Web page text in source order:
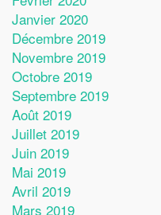
Janvier 2020
Décembre 2019
Novembre 2019
Octobre 2019
Septembre 2019
Août 2019
Juillet 2019
Juin 2019
Mai 2019
Avril 2019
Mars 2019